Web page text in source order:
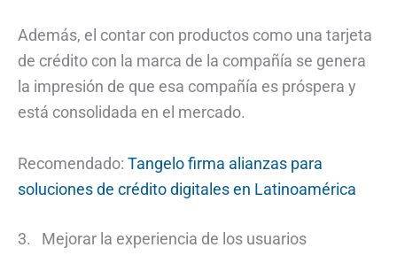
Además, el contar con productos como una tarjeta
de crédito con la marca de la compañía se genera
la impresión de que esa compañía es próspera y
está consolidada en el mercado.
Recomendado: Tangelo firma alianzas para
soluciones de crédito digitales en Latinoamérica
3. Mejorar la experiencia de los usuarios